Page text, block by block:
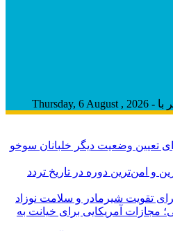
تعیین وضعیت دیگر خلبانان سوخو
و امن‌ترین دوره در تاریخ تردد
تقویت شیرمادر و سلامت نوزاد
مجازات آمریکایی برای خیانت به